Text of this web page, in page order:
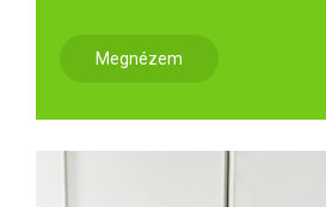
Megnézem